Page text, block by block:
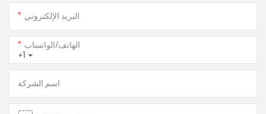
البريد الإلكتروني
+1
الهاتف/الواتساب
اسم الشركة